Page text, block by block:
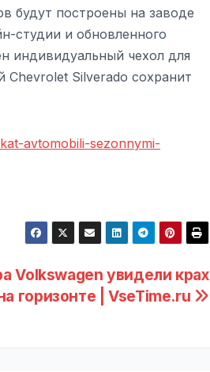
будут построены на заводе
студии и обновленного
индивидуальный чехол для
Silverado сохранит
avtomobili-sezonnymi-
Volkswagen увидели крах
горизонте | VseTime.ru